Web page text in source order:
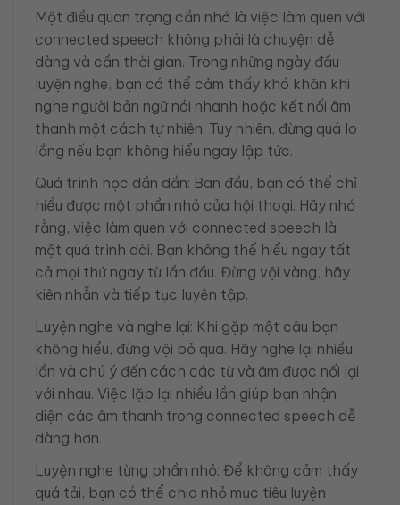
Một điều quan trọng cần nhớ là việc làm quen với
connected speech không phải là chuyện dễ
dàng và cần thời gian. Trong những ngày đầu
luyện nghe, bạn có thể cảm thấy khó khăn khi
nghe người bản ngữ nói nhanh hoặc kết nối âm
thanh một cách tự nhiên. Tuy nhiên, đừng quá lo
lắng nếu bạn không hiểu ngay lập tức.
Quá trình học dần dần: Ban đầu, bạn có thể chỉ
hiểu được một phần nhỏ của hội thoại. Hãy nhớ
rằng, việc làm quen với connected speech là
một quá trình dài. Bạn không thể hiểu ngay tất
cả mọi thứ ngay từ lần đầu. Đừng vội vàng, hãy
kiên nhẫn và tiếp tục luyện tập.
Luyện nghe và nghe lại: Khi gặp một câu bạn
không hiểu, đừng vội bỏ qua. Hãy nghe lại nhiều
lần và chú ý đến cách các từ và âm được nối lại
với nhau. Việc lặp lại nhiều lần giúp bạn nhận
diện các âm thanh trong connected speech dễ
dàng hơn.
Luyện nghe từng phần nhỏ: Để không cảm thấy
quá tải, bạn có thể chia nhỏ mục tiêu luyện